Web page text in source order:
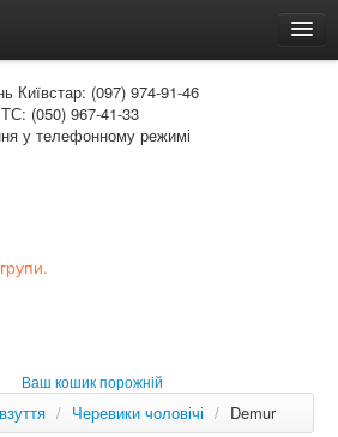
РОС
Київстар: (097) 974-91-46
(050) 967-41-33
у телефонному режимі
Ваш кошик порожній
/ Черевики чоловічі / Demur